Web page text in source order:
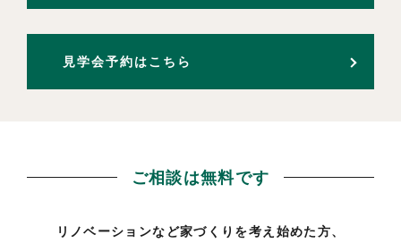
見学会予約はこちら
ご相談は無料です
リノベーションなど家づくりを考え始めた方、